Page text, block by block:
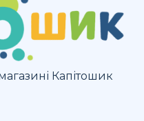
Капітошик